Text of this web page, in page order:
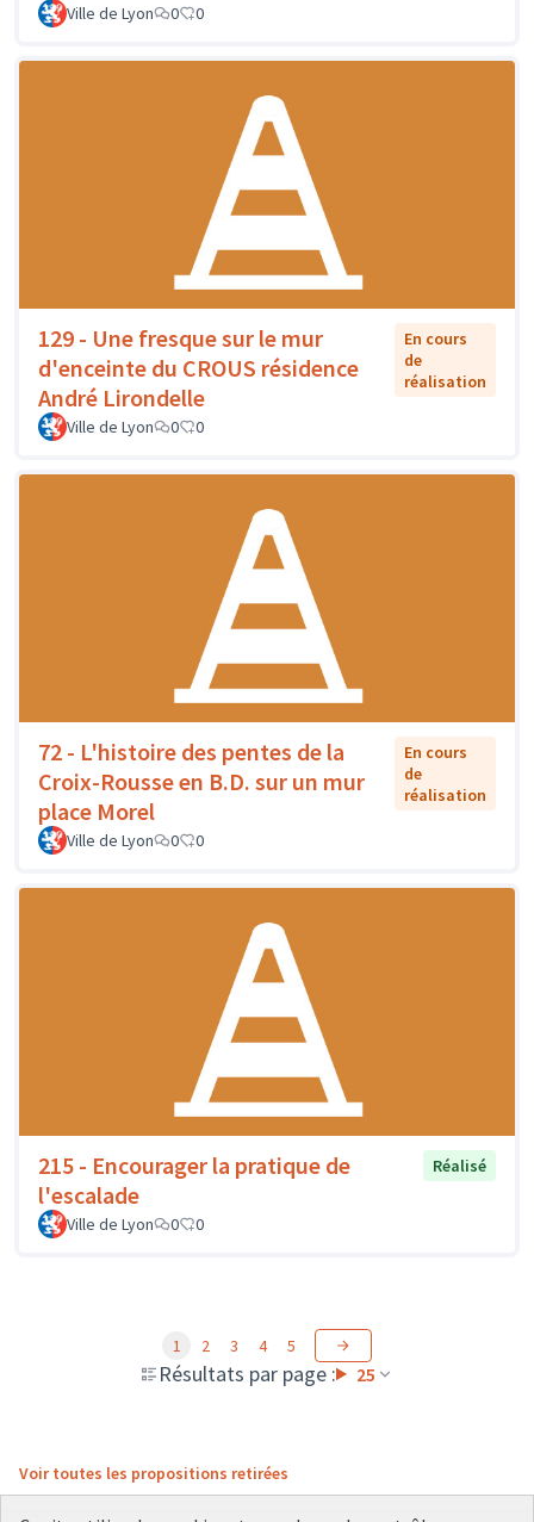
Ville de Lyon 0 0
129 - Une fresque sur le mur
d'enceinte du CROUS résidence
André Lirondelle
En cours
de
réalisation
Ville de Lyon 0 0
72 - L'histoire des pentes de la
Croix-Rousse en B.D. sur un mur
place Morel
En cours
de
réalisation
Ville de Lyon 0 0
215 - Encourager la pratique de
l'escalade
Réalisé
Ville de Lyon 0 0
Résultats par page : 25
1 2 3 4 5
Voir toutes les propositions retirées